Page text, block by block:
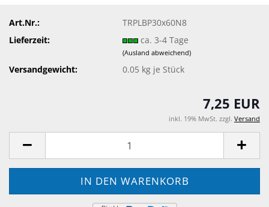
Art.Nr.:
TRPLBP30x60N8
Lieferzeit:
ca. 3-4 Tage
(Ausland abweichend)
Versandgewicht: 0.05 kg je Stück
7,25 EUR
inkl. 19% MwSt. zzgl. Versand